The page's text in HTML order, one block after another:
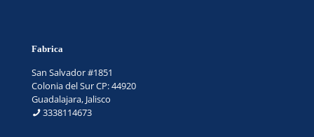
Fabrica
San Salvador #1851
Colonia del Sur CP: 44920
Guadalajara, Jalisco
3338114673